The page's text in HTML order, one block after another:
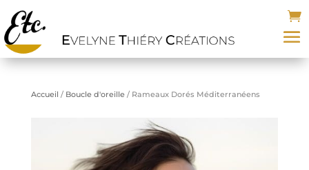
Accueil / Boucle d'oreille/ Rameaux Dorés Méditerranéens